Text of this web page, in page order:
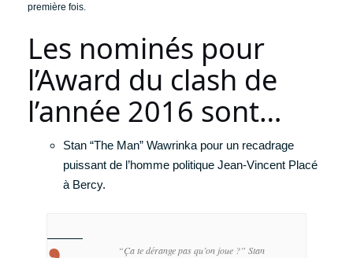
première fois.
Les nominés pour
l’Award du clash de
l’année 2016 sont…
Stan “The Man” Wawrinka pour un recadrage
puissant de l’homme politique Jean-Vincent Placé
à Bercy.
“Ça te dérange pas qu’on joue ?” Stan